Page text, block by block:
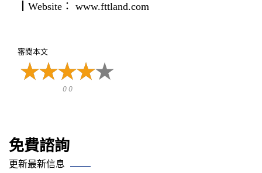
┃Website： www.fttland.com
審閱本文
0 0
免費諮詢
更新最新信息